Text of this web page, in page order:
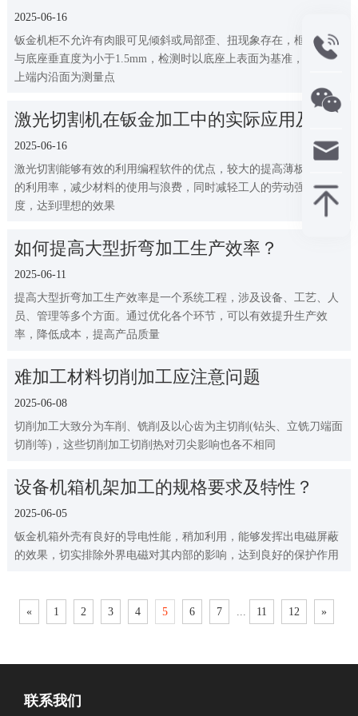
2025-06-16
钣金机柜不允许有肉眼可见倾斜或局部歪、扭现象存在，框架立柱
与底座垂直度为小于1.5mm，检测时以底座上表面为基准，以立柱
上端内沿面为测量点
激光切割机在钣金加工中的实际应用及优
势
2025-06-16
激光切割能够有效的利用编程软件的优点，较大的提高薄板型材料
的利用率，减少材料的使用与浪费，同时减轻工人的劳动强度与力
度，达到理想的效果
如何提高大型折弯加工生产效率？
2025-06-11
提高大型折弯加工生产效率是一个系统工程，涉及设备、工艺、人
员、管理等多个方面。通过优化各个环节，可以有效提升生产效
率，降低成本，提高产品质量
难加工材料切削加工应注意问题
2025-06-08
切削加工大致分为车削、铣削及以心齿为主切削(钻头、立铣刀端面
切削等)，这些切削加工切削热对刃尖影响也各不相同
设备机箱机架加工的规格要求及特性？
2025-06-05
钣金机箱外壳有良好的导电性能，稍加利用，能够发挥出电磁屏蔽
的效果，切实排除外界电磁对其内部的影响，达到良好的保护作用
« 1 2 3 4 5 6 7 ... 11 12 »
联系我们